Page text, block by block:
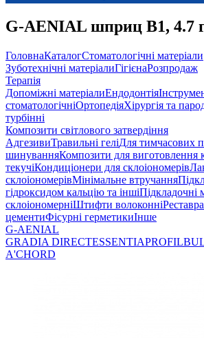
G-AENIAL шприц B1, 4.7
ГоловнаКаталогСтоматологічні матеріали
Зуботехнічні матеріалиГігієнаРозпродаж
Терапія
Допоміжні матеріалиЕндодонтія
стоматологічніОртопедіяХірургія та
турбінні
Композити світлового затвердіння
АдгезивиТравильні геліДля тимчасових
шинуванняКомпозити для виготовлення
текучіКондиціонери для склоіономерів
склоіономерівМінімальне втручання
гідроксидом кальцію та іншіПідкладочні
склоіономерніШтифти волоконні
цементиФісурні герметикиІнше
G-AENIAL
GRADIA DIRECTESSENTIAPROFIL
A'CHORD